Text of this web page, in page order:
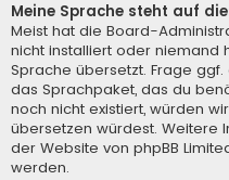
Meine Sprache steht auf
Meist hat die Board-
nicht installiert oder niemand
Sprache übersetzt. Frage
das Sprachpaket, das du
noch nicht existiert, würden
übersetzen würdest. Weitere
der Website von phpBB
werden.